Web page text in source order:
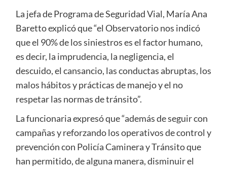
La jefa de Programa de Seguridad Vial, María Ana
Baretto explicó que “el Observatorio nos indicó
que el 90% de los siniestros es el factor humano,
es decir, la imprudencia, la negligencia, el
descuido, el cansancio, las conductas abruptas, los
malos hábitos y prácticas de manejo y el no
respetar las normas de tránsito”.
La funcionaria expresó que “además de seguir con
campañas y reforzando los operativos de control y
prevención con Policía Caminera y Tránsito que
han permitido, de alguna manera, disminuir el